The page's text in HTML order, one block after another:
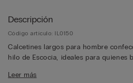
Descripción
Código artículo: IL0150
Calcetines largos para hombre
hilo de Escocia, ideales para quienes
transpirable garantiza una sensación
Leer más